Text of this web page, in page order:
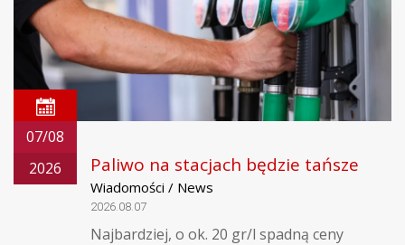
07/08
2026
Paliwo na stacjach będzie tańsze
Wiadomości / News
2026.08.07
Najbardziej, o ok. 20 gr/l spadną ceny